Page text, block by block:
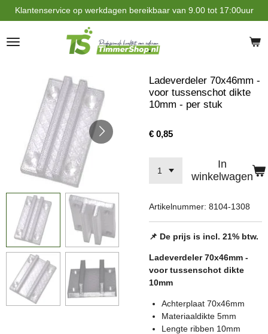
Ga
direct
naar
de
Klantenservice op werkdagen bereikbaar van 9.00 tot 17:00uur
Ladeverdeler 70x46mm -
voor tussenschot dikte
10mm - per stuk
€ 0,85
In
winkelwagen
Artikelnummer: 8104-1308
📌 De prijs is incl. 21% btw.
Ladeverdeler 70x46mm -
voor tussenschot dikte
10mm
Achterplaat 70x46mm
Materiaaldikte 5mm
Lengte ribben 10mm